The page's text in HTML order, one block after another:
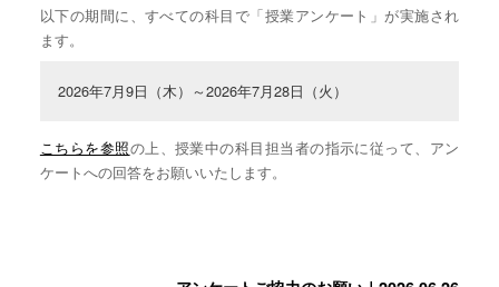
以下の期間に、すべての科目で「授業アンケート」が実施され
ます。
2026年7月9日（木）～2026年7月28日（火）
こちらを参照の上、授業中の科目担当者の指示に従って、アン
ケートへの回答をお願いいたします。